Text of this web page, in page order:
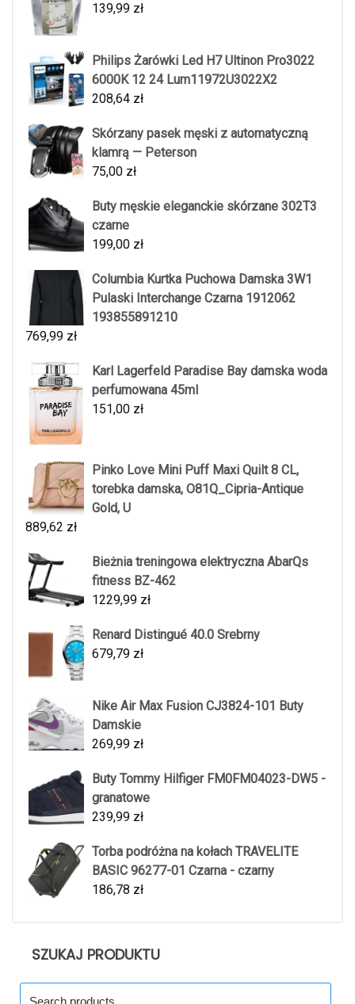
139,99 zł
Philips Żarówki Led H7 Ultinon Pro3022
6000K 12 24 Lum11972U3022X2
208,64 zł
Skórzany pasek męski z automatyczną
klamrą — Peterson
75,00 zł
Buty męskie eleganckie skórzane 302T3
czarne
199,00 zł
Columbia Kurtka Puchowa Damska 3W1
Pulaski Interchange Czarna 1912062
193855891210
769,99 zł
Karl Lagerfeld Paradise Bay damska woda
perfumowana 45ml
151,00 zł
Pinko Love Mini Puff Maxi Quilt 8 CL,
torebka damska, O81Q_Cipria-Antique
Gold, U
889,62 zł
Bieżnia treningowa elektryczna AbarQs
fitness BZ-462
1229,99 zł
Renard Distingué 40.0 Srebrny
679,79 zł
Nike Air Max Fusion CJ3824-101 Buty
Damskie
269,99 zł
Buty Tommy Hilfiger FM0FM04023-DW5 -
granatowe
239,99 zł
Torba podróżna na kołach TRAVELITE
BASIC 96277-01 Czarna - czarny
186,78 zł
SZUKAJ PRODUKTU